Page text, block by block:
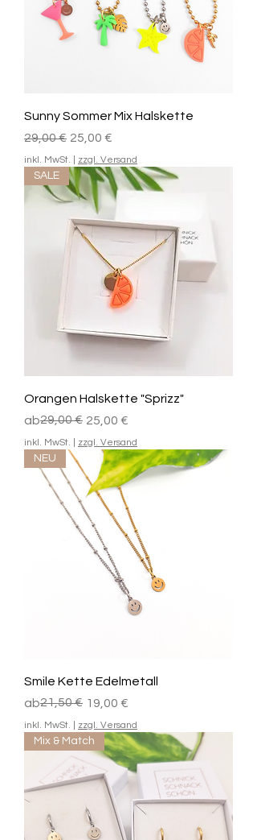
Sunny Sommer Mix Halskette
Standardpreis
29,00 € Sale-Preis
25,00 €
inkl. MwSt. zzgl. Versand
SALE
Orangen Halskette "Sprizz"
ab
Standardpreis
29,00 € 25,00 €
Sale-Preis
inkl. MwSt. zzgl. Versand
NEU
Smile Kette Edelmetall
ab
Standardpreis
21,50 € 19,00 €
Sale-Preis
inkl. MwSt. zzgl. Versand
Mix & Match